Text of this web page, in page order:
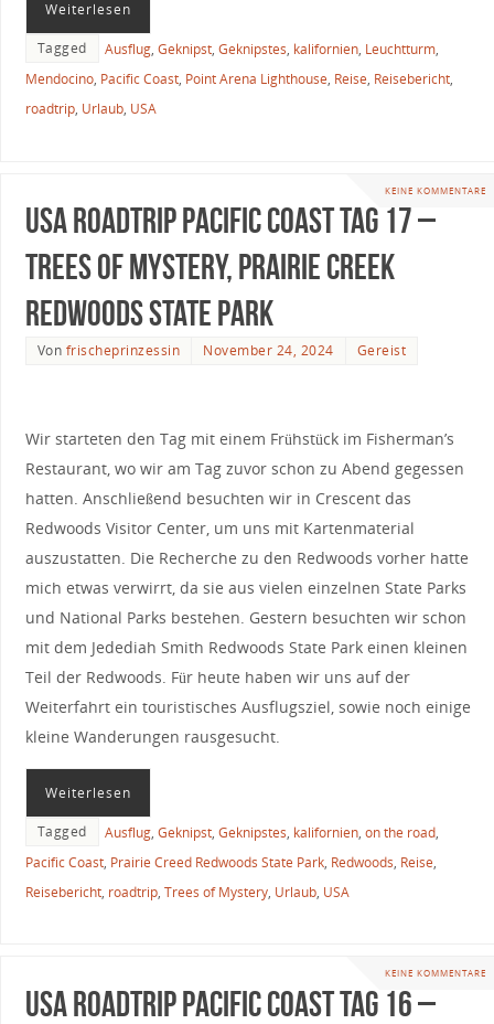
Weiterlesen
Tagged Ausflug, Geknipst, Geknipstes, kalifornien, Leuchtturm,
Mendocino, Pacific Coast, Point Arena Lighthouse, Reise, Reisebericht,
roadtrip, Urlaub, USA
KEINE KOMMENTARE
USA Roadtrip Pacific Coast Tag 17 –
Trees of Mystery, Prairie Creek
Redwoods State Park
Von frischeprinzessin November 24, 2024 Gereist
Wir starteten den Tag mit einem Frühstück im Fisherman’s
Restaurant, wo wir am Tag zuvor schon zu Abend gegessen
hatten. Anschließend besuchten wir in Crescent das
Redwoods Visitor Center, um uns mit Kartenmaterial
auszustatten. Die Recherche zu den Redwoods vorher hatte
mich etwas verwirrt, da sie aus vielen einzelnen State Parks
und National Parks bestehen. Gestern besuchten wir schon
mit dem Jedediah Smith Redwoods State Park einen kleinen
Teil der Redwoods. Für heute haben wir uns auf der
Weiterfahrt ein touristisches Ausflugsziel, sowie noch einige
kleine Wanderungen rausgesucht.
Weiterlesen
Tagged Ausflug, Geknipst, Geknipstes, kalifornien, on the road,
Pacific Coast, Prairie Creed Redwoods State Park, Redwoods, Reise,
Reisebericht, roadtrip, Trees of Mystery, Urlaub, USA
KEINE KOMMENTARE
USA Roadtrip Pacific Coast Tag 16 –